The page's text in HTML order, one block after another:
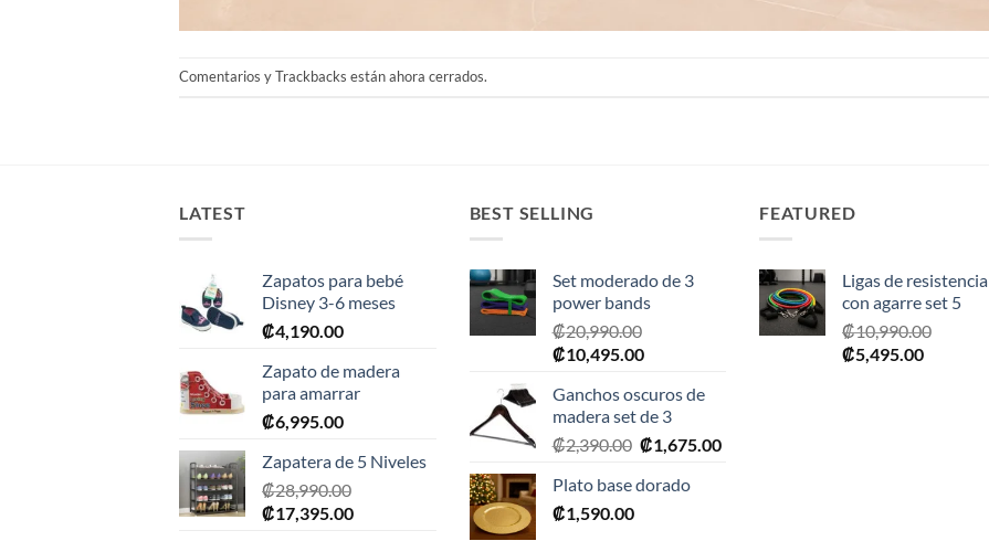
Comentarios y Trackbacks están ahora cerrados.
LATEST
Zapatos para bebé
Disney 3-6 meses
₡4,190.00
Zapato de madera
para amarrar
₡6,995.00
Zapatera de 5 Niveles
₡28,990.00
El
₡17,395.00El
BEST SELLING
Set moderado de 3
power bands
₡20,990.00
El
original
era:
₡20,990.00.
₡10,495.00El
actual
es:
₡10,495.00.
Ganchos oscuros de
madera set de 3
₡2,390.00 El
original
₡1,675.00El
Plato base dorado
₡1,590.00
FEATURED
Ligas de resistencia
con agarre set 5
₡10,990.00
El
₡5,495.00El